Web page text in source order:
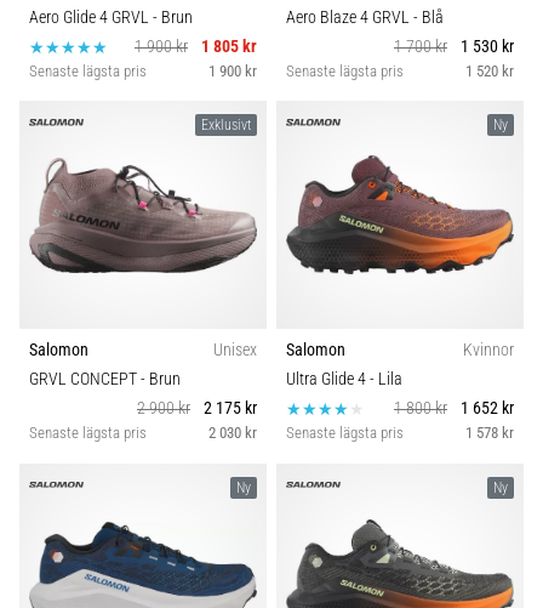
Aero Glide 4 GRVL - Brun
1 900 kr
1 805 kr
Senaste lägsta pris 1 900 kr
Aero Blaze 4 GRVL - Blå
1 700 kr
1 530 kr
Senaste lägsta pris 1 520 kr
Exklusivt
Salomon
Unisex
GRVL CONCEPT- Brun
2 900 kr
2 175 kr
Senaste lägsta pris 2 030 kr
Ny
Salomon
Kvinnor
Ultra Glide 4- Lila
1 800 kr
1 652 kr
Senaste lägsta pris 1 578 kr
Ny Ny